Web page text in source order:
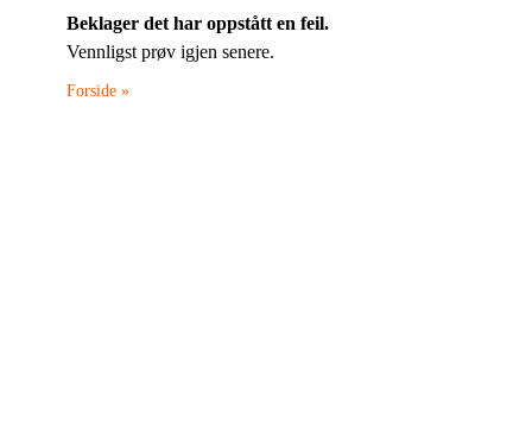
Beklager det har oppstått en feil.
Vennligst prøv igjen senere.
Forside »